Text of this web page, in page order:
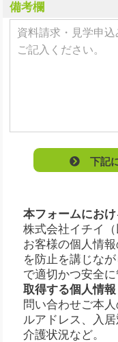
備考欄
下記に
本フォームにお
株式会社イチイ
お客様の個人情
を防止を講じな
で適切かつ安全に
取得する個人情報
問い合わせご本
ルアドレス、入
介護状況など。